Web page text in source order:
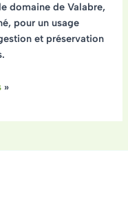
domaine de Valabre,
pour un usage
et préservation
»